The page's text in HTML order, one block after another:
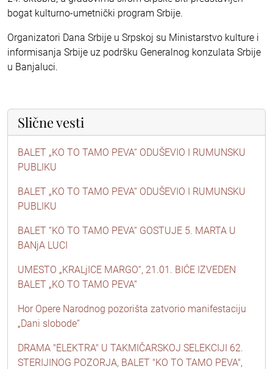
bogat kulturno-umetnički program Srbije.
Organizatori Dana Srbije u Srpskoj su Ministarstvo kulture i
informisanja Srbije uz podršku Generalnog konzulata Srbije
u Banjaluci.
Slične vesti
BALET „KO TO TAMO PEVA“ ODUŠEVIO I RUMUNSKU
PUBLIKU
BALET „KO TO TAMO PEVA“ ODUŠEVIO I RUMUNSKU
PUBLIKU
BALET “KO TO TAMO PEVA“ GOSTUJE 5. MARTA U
BANjA LUCI
UMESTO „KRALjICE MARGO“, 21.01. BIĆE IZVEDEN
BALET „KO TO TAMO PEVA“
Hor Opere Narodnog pozorišta zatvorio manifestaciju
„Dani slobode“
DRAMA "ELEKTRA" U TAKMIČARSKOJ SELEKCIJI 62.
STERIJINOG POZORJA, BALET "KO TO TAMO PEVA",